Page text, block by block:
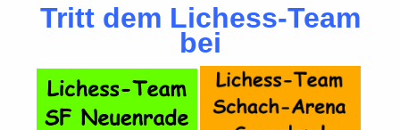
Tritt dem Lichess-Team
bei